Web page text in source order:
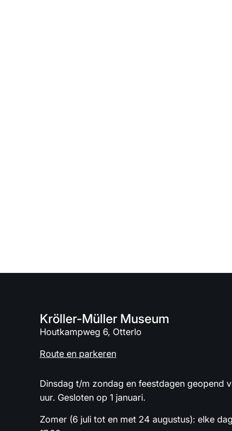
Kröller-Müller Museum
Houtkampweg 6, Otterlo
Route en parkeren
Dinsdag t/m zondag en feestdagen geopend
uur. Gesloten op 1 januari.
Zomer (6 juli tot en met 24 augustus): elke